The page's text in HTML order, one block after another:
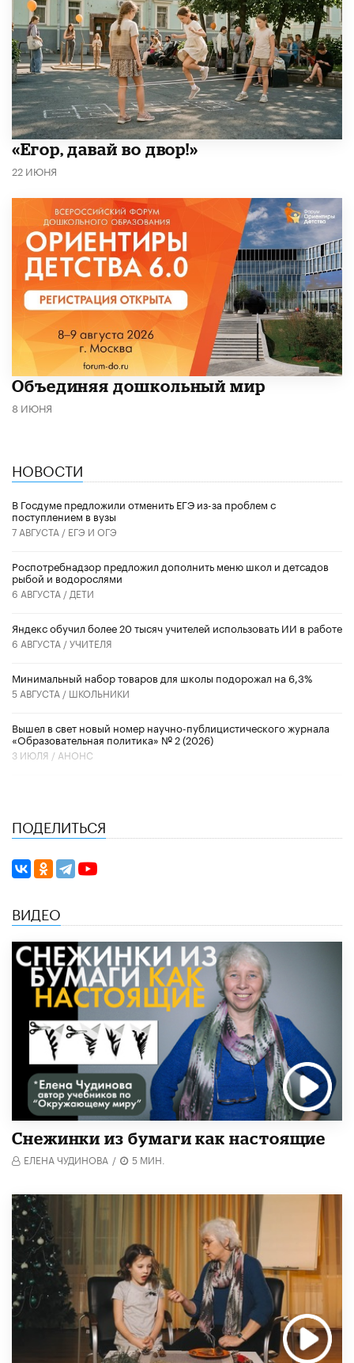
«Егор, давай во двор!»
22 ИЮНЯ
​Объединяя дошкольный мир
8 ИЮНЯ
НОВОСТИ
В Госдуме предложили отменить ЕГЭ из-за проблем с
поступлением в вузы
7 АВГУСТА / ЕГЭ И ОГЭ
Роспотребнадзор предложил дополнить меню школ и детсадов
рыбой и водорослями
6 АВГУСТА / ДЕТИ
​Яндекс обучил более 20 тысяч учителей использовать ИИ в работе
6 АВГУСТА /УЧИТЕЛЯ
Минимальный набор товаров для школы подорожал на 6,3%
5 АВГУСТА / ШКОЛЬНИКИ
Вышел в свет новый номер научно-публицистического журнала
«Образовательная политика» № 2 (2026)
3 ИЮЛЯ / АНОНС
ПОДЕЛИТЬСЯ
ВИДЕО
Снежинки из бумаги как настоящие
ЕЛЕНА ЧУДИНОВА / 5 МИН.